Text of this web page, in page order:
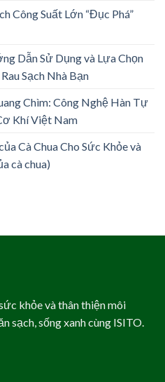
Công Suất Lớn “Đục Phá”
Dẫn Sử Dụng và Lựa Chọn
Sạch Nhà Bạn
Chìm: Công Nghệ Hàn Tự
Khí Việt Nam
Cà Chua Cho Sức Khỏe và
cà chua)
khỏe và thân thiện môi
sạch, sống xanh cùng ISITO.